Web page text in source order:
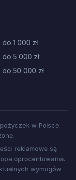
1 000 zł
5 000 zł
50 000 zł
w Polsce.
reklamowe są
oprocentowania.
wymogów